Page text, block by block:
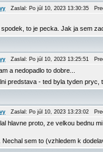
Zaslal: Po júl 10, 2023 13:30:35
spodek, to je pecka. Jak ja sem
Zaslal: Po júl 10, 2023 13:25:51
a nedopadlo to dobre...
predstava - ted byla tyden
Zaslal: Po júl 10, 2023 13:23:02
hlavne proto, ze velkou bednu
Nechal sem to (vzhledem k